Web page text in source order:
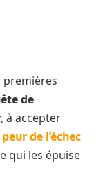
premières
de
à accepter
peur de l’échec
qui les épuise